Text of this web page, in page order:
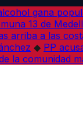
gana
13 de
arriba a las
◆ PP
la comunidad